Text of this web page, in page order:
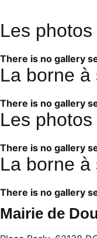
Les photos
There is no gallery
La borne à
There is no gallery
Les photos
There is no gallery
La borne à
There is no gallery
Mairie de